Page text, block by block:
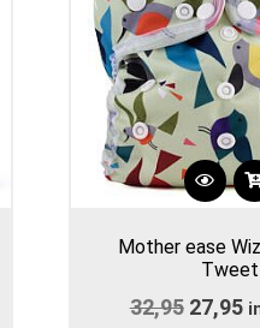
Dit
Mother ease
Tweet
32,95 27,95